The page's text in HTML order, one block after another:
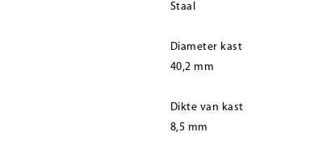
Staal
Diameter kast
40,2 mm
Dikte van kast
8,5 mm